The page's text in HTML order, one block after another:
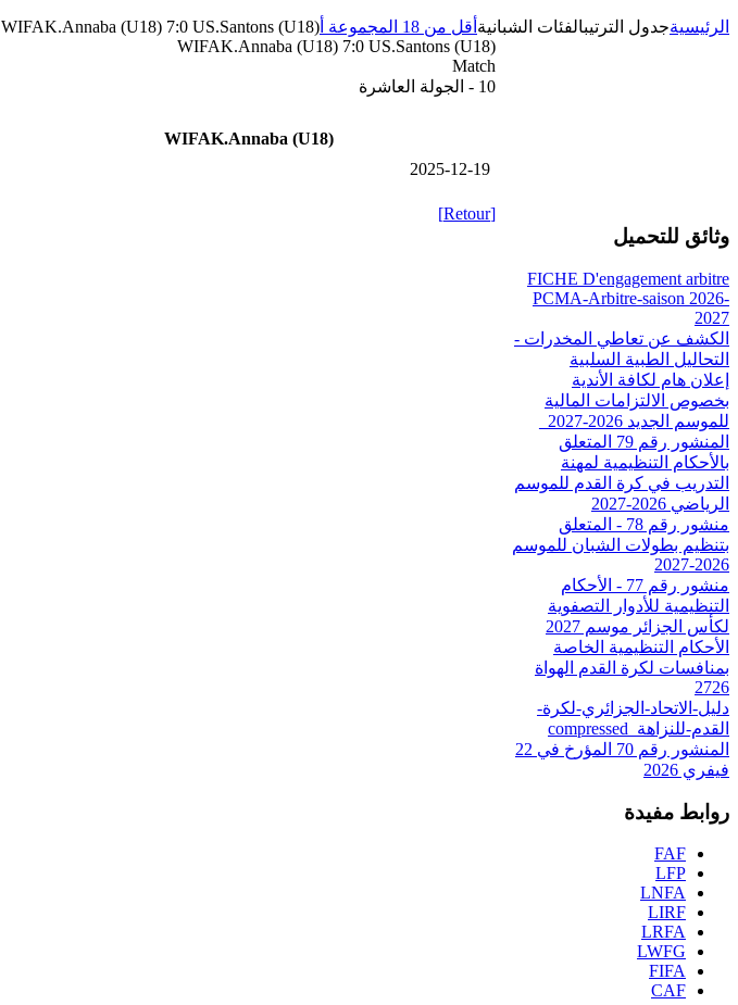
الرئيسيةجدول الترتيبالفئات الشبانية أقل من 18 المجموعة أ
WIFAK.Annaba (U18) 7:0 US.Santons (U18)
WIFAK.Annaba (U18) 7:0 US.Santons (U18)
Match
10 - الجولة العاشرة
WIFAK.Annaba (U18)
2025-12-19
[Retour]
وثائق للتحميل
FICHE D'engagement arbitre
PCMA-Arbitre-saison 2026-
2027
الكشف عن تعاطي المخدرات -
التحاليل الطبية السلبية
إعلان هام لكافة الأندية
بخصوص الالتزامات المالية
للموسم الجديد 2026-2027_
المنشور رقم 79 المتعلق
بالأحكام التنظيمية لمهنة
التدريب في كرة القدم للموسم
الرياضي 2026-2027
منشور رقم 78 - المتعلق
بتنظيم بطولات الشبان للموسم
2026-2027
منشور رقم 77 - الأحكام
التنظيمية للأدوار التصفوية
لكأس الجزائر موسم 2027
الأحكام التنظيمية الخاصة
بمنافسات لكرة القدم الهواة
2726
دليل-الاتحاد-الجزائري-لكرة-
القدم-للنزاهة_compressed
المنشور رقم 70 المؤرخ في 22
فيفري 2026
روابط مفيدة
FAF
LFP
LNFA
LIRF
LRFA
LWFG
FIFA
CAF